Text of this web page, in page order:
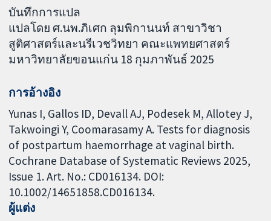
บันทึกการแปล
แปลโดย ศ.นพ.ภิเศก ลุมพิกานนท์ สาขาวิชา
สูติศาสตร์และนรีเวชวิทยา คณะแพทยศาสตร์
มหาวิทยาลัยขอนแก่น 18 กุมภาพันธ์ 2025
การอ้างอิง
Yunas I, Gallos ID, Devall AJ, Podesek M, Allotey J,
Takwoingi Y, Coomarasamy A. Tests for diagnosis
of postpartum haemorrhage at vaginal birth.
Cochrane Database of Systematic Reviews 2025,
Issue 1. Art. No.: CD016134. DOI:
10.1002/14651858.CD016134.
ผู้แต่ง